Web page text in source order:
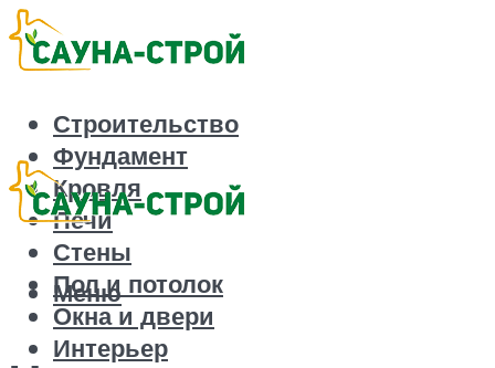
Строительство
Фундамент
Кровля
Печи
Стены
Пол и потолок
Окна и двери
Интерьер
Меню